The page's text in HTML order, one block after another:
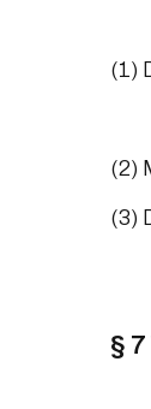
(1)
(2)
(3)
§